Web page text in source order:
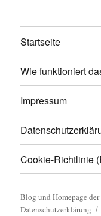
Startseite
Wie funktioniert
Impressum
Cookie-Richtlinie
Blog und Homepage
Datenschutzerklärung